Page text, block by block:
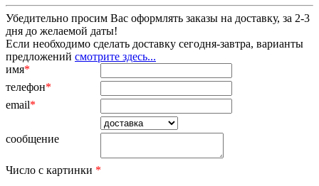
Убедительно просим Вас оформлять заказы на доставку, за 2-3
дня до желаемой даты!
Если необходимо сделать доставку сегодня-завтра, варианты
предложений смотрите здесь...
имя*
телефон*
email*
сообщение
Число с картинки *